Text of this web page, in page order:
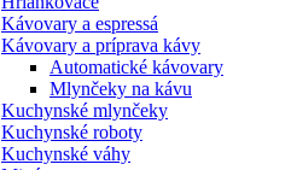
Kávovary a espressá
Kávovary a príprava kávy
Automatické kávovary
Mlynčeky na kávu
Kuchynské mlynčeky
Kuchynské roboty
Kuchynské váhy